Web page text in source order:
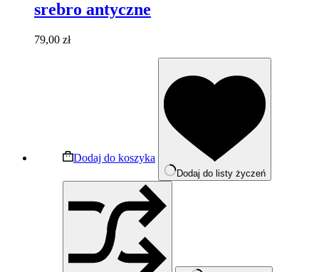
srebro antyczne
79,00 zł
Dodaj do koszyka
Dodaj do listy życzeń